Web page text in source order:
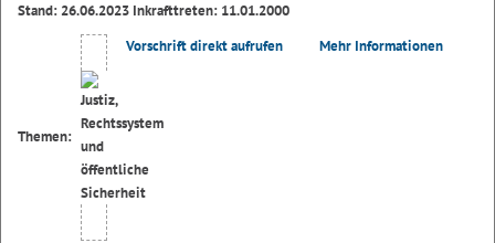
Stand: 26.06.2023 Inkrafttreten: 11.01.2000
Themen:
Vorschrift direkt aufrufen Mehr Informationen